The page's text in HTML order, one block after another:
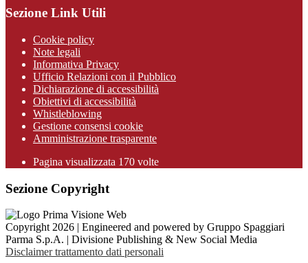
Sezione Link Utili
Cookie policy
Note legali
Informativa Privacy
Ufficio Relazioni con il Pubblico
Dichiarazione di accessibilità
Obiettivi di accessibilità
Whistleblowing
Gestione consensi cookie
Amministrazione trasparente
Pagina visualizzata 170 volte
Sezione Copyright
Copyright 2026 | Engineered and powered by Gruppo Spaggiari
Parma S.p.A. | Divisione Publishing & New Social Media
Disclaimer trattamento dati personali